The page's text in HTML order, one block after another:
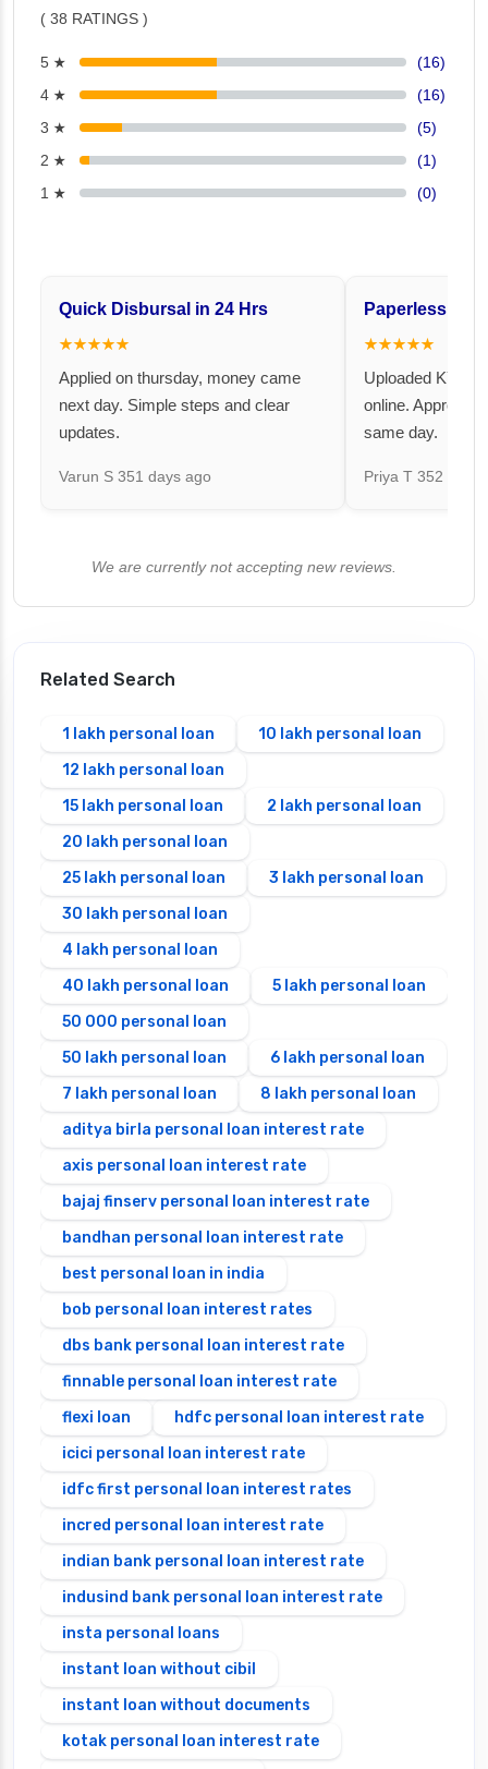
( 38 RATINGS )
5 ★
(16)
4 ★
(16)
3 ★
(5)
2 ★
(1)
1 ★
(0)
Quick Disbursal in 24 Hrs
★★★★★
Applied on thursday, money came
next day. Simple steps and clear
updates.
Varun S 351 days ago
Paperless and
★★★★★
Uploaded KYC
online. Approval
same day.
Priya T 352 days
We are currently not accepting new reviews.
Related Search
1 lakh personal loan
10 lakh personal loan
12 lakh personal loan
15 lakh personal loan
2 lakh personal loan
20 lakh personal loan
25 lakh personal loan
3 lakh personal loan
30 lakh personal loan
4 lakh personal loan
40 lakh personal loan
5 lakh personal loan
50 000 personal loan
50 lakh personal loan
6 lakh personal loan
7 lakh personal loan
8 lakh personal loan
aditya birla personal loan interest rate
axis personal loan interest rate
bajaj finserv personal loan interest rate
bandhan personal loan interest rate
best personal loan in india
bob personal loan interest rates
dbs bank personal loan interest rate
finnable personal loan interest rate
flexi loan
hdfc personal loan interest rate
icici personal loan interest rate
idfc first personal loan interest rates
incred personal loan interest rate
indian bank personal loan interest rate
indusind bank personal loan interest rate
insta personal loans
instant loan without cibil
instant loan without documents
kotak personal loan interest rate